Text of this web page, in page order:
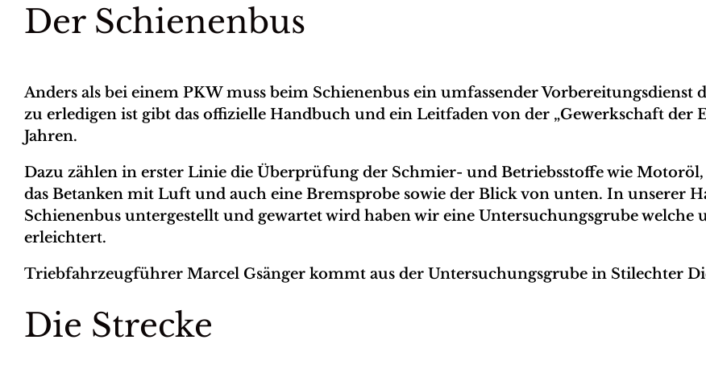
Der Schienenbus
Anders als bei einem PKW muss beim Schienenbus ein umfassender
zu erledigen ist gibt das offizielle Handbuch und ein Leitfaden von der „Gewerkschaft der
Jahren.
Dazu zählen in erster Linie die Überprüfung der Schmier- und Betriebsstoffe wie
das Betanken mit Luft und auch eine Bremsprobe sowie der Blick von unten. In unserer
Schienenbus untergestellt und gewartet wird haben wir eine Untersuchungsgrube
erleichtert.
Triebfahrzeugführer Marcel Gsänger kommt aus der Untersuchungsgrube in Stilechter
Die Strecke